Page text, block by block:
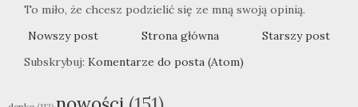
To miło, że chcesz podzielić się ze mną swoją opinią.
Nowszy post
Starszy post
Strona główna
Subskrybuj: Komentarze do posta (Atom)